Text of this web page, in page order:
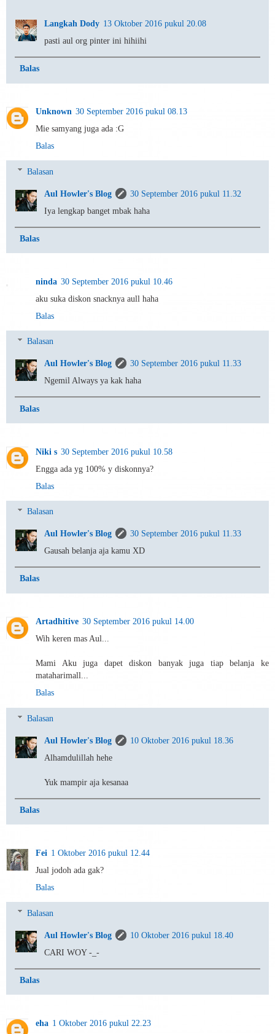
Langkah Dody 13 Oktober 2016 pukul 20.08
pasti aul org pinter ini hihiihi
Balas
Unknown 30 September 2016 pukul 08.13
Mie samyang juga ada :G
Balas
Balasan
Aul Howler's Blog
30 September 2016 pukul 11.32
Iya lengkap banget mbak haha
Balas
ninda 30 September 2016 pukul 10.46
aku suka diskon snacknya aull haha
Balas
Balasan
Aul Howler's Blog
30 September 2016 pukul 11.33
Ngemil Always ya kak haha
Balas
Niki s 30 September 2016 pukul 10.58
Engga ada yg 100% y diskonnya?
Balas
Balasan
Aul Howler's Blog
30 September 2016 pukul 11.33
Gausah belanja aja kamu XD
Balas
Artadhitive 30 September 2016 pukul 14.00
Wih keren mas Aul...
Mami Aku juga dapet diskon banyak juga tiap belanja ke
mataharimall...
Balas
Balasan
Aul Howler's Blog
10 Oktober 2016 pukul 18.36
Alhamdulillah hehe
Yuk mampir aja kesanaa
Balas
Fei 1 Oktober 2016 pukul 12.44
Jual jodoh ada gak?
Balas
Balasan
Aul Howler's Blog
10 Oktober 2016 pukul 18.40
CARI WOY -_-
Balas
eha 1 Oktober 2016 pukul 22.23